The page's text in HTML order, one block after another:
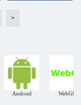
>
Android WebGL